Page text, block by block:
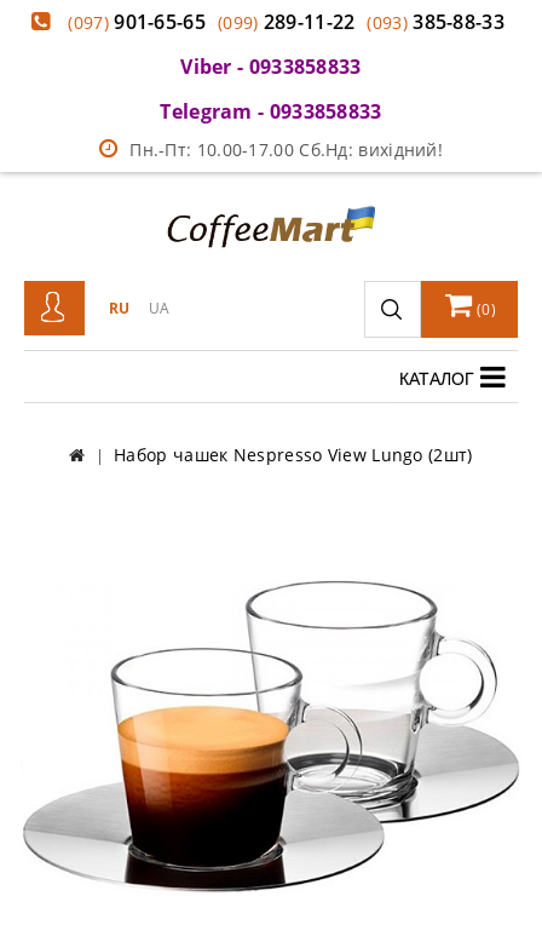
(097)901-65-65 (099) 289-11-22 (093)385-88-33
Viber - 0933858833
Telegram - 0933858833
Пн.-Пт: 10.00-17.00 Сб.Нд: вихідний!
RU UA (0)
КАТАЛОГ
Набор чашек Nespresso View Lungo (2шт)